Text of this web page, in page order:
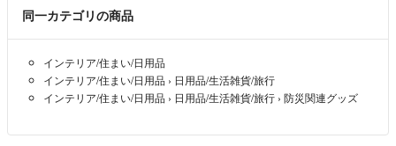
同一カテゴリの商品
インテリア/住まい/日用品
インテリア/住まい/日用品 › 日用品/生活雑貨/旅行
インテリア/住まい/日用品 › 日用品/生活雑貨/旅行 › 防災関連グッズ